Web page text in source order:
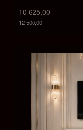
10 625,00
12 500,00